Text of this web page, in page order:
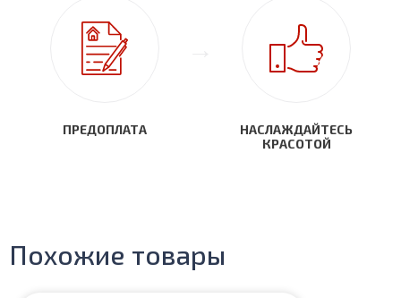
ПРЕДОПЛАТА
НАСЛАЖДАЙТЕСЬ
КРАСОТОЙ
Похожие товары